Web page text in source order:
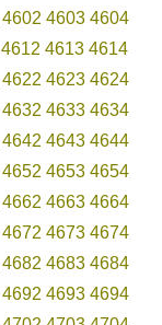
4602 4603 4604
4612 4613 4614
4622 4623 4624
4632 4633 4634
4642 4643 4644
4652 4653 4654
4662 4663 4664
4672 4673 4674
4682 4683 4684
4692 4693 4694